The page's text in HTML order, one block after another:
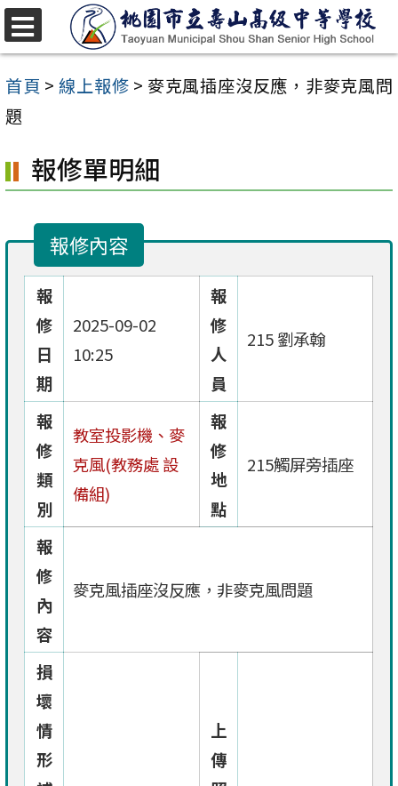
跳
至
主
要
容
區
首頁 >線上報修 > 麥克風插座沒反應，非麥克風問
題
報修單明細
報修內容
報
修
日
期
2025-09-02
10:25
報
修
人
員
215 劉承翰
報
修
類
別
教室投影機、麥
克風(教務處 設
備組)
報
修
地
點
215觸屏旁插座
報
修
內
容
麥克風插座沒反應，非麥克風問題
損
壞
情
形
上
傳
選
單